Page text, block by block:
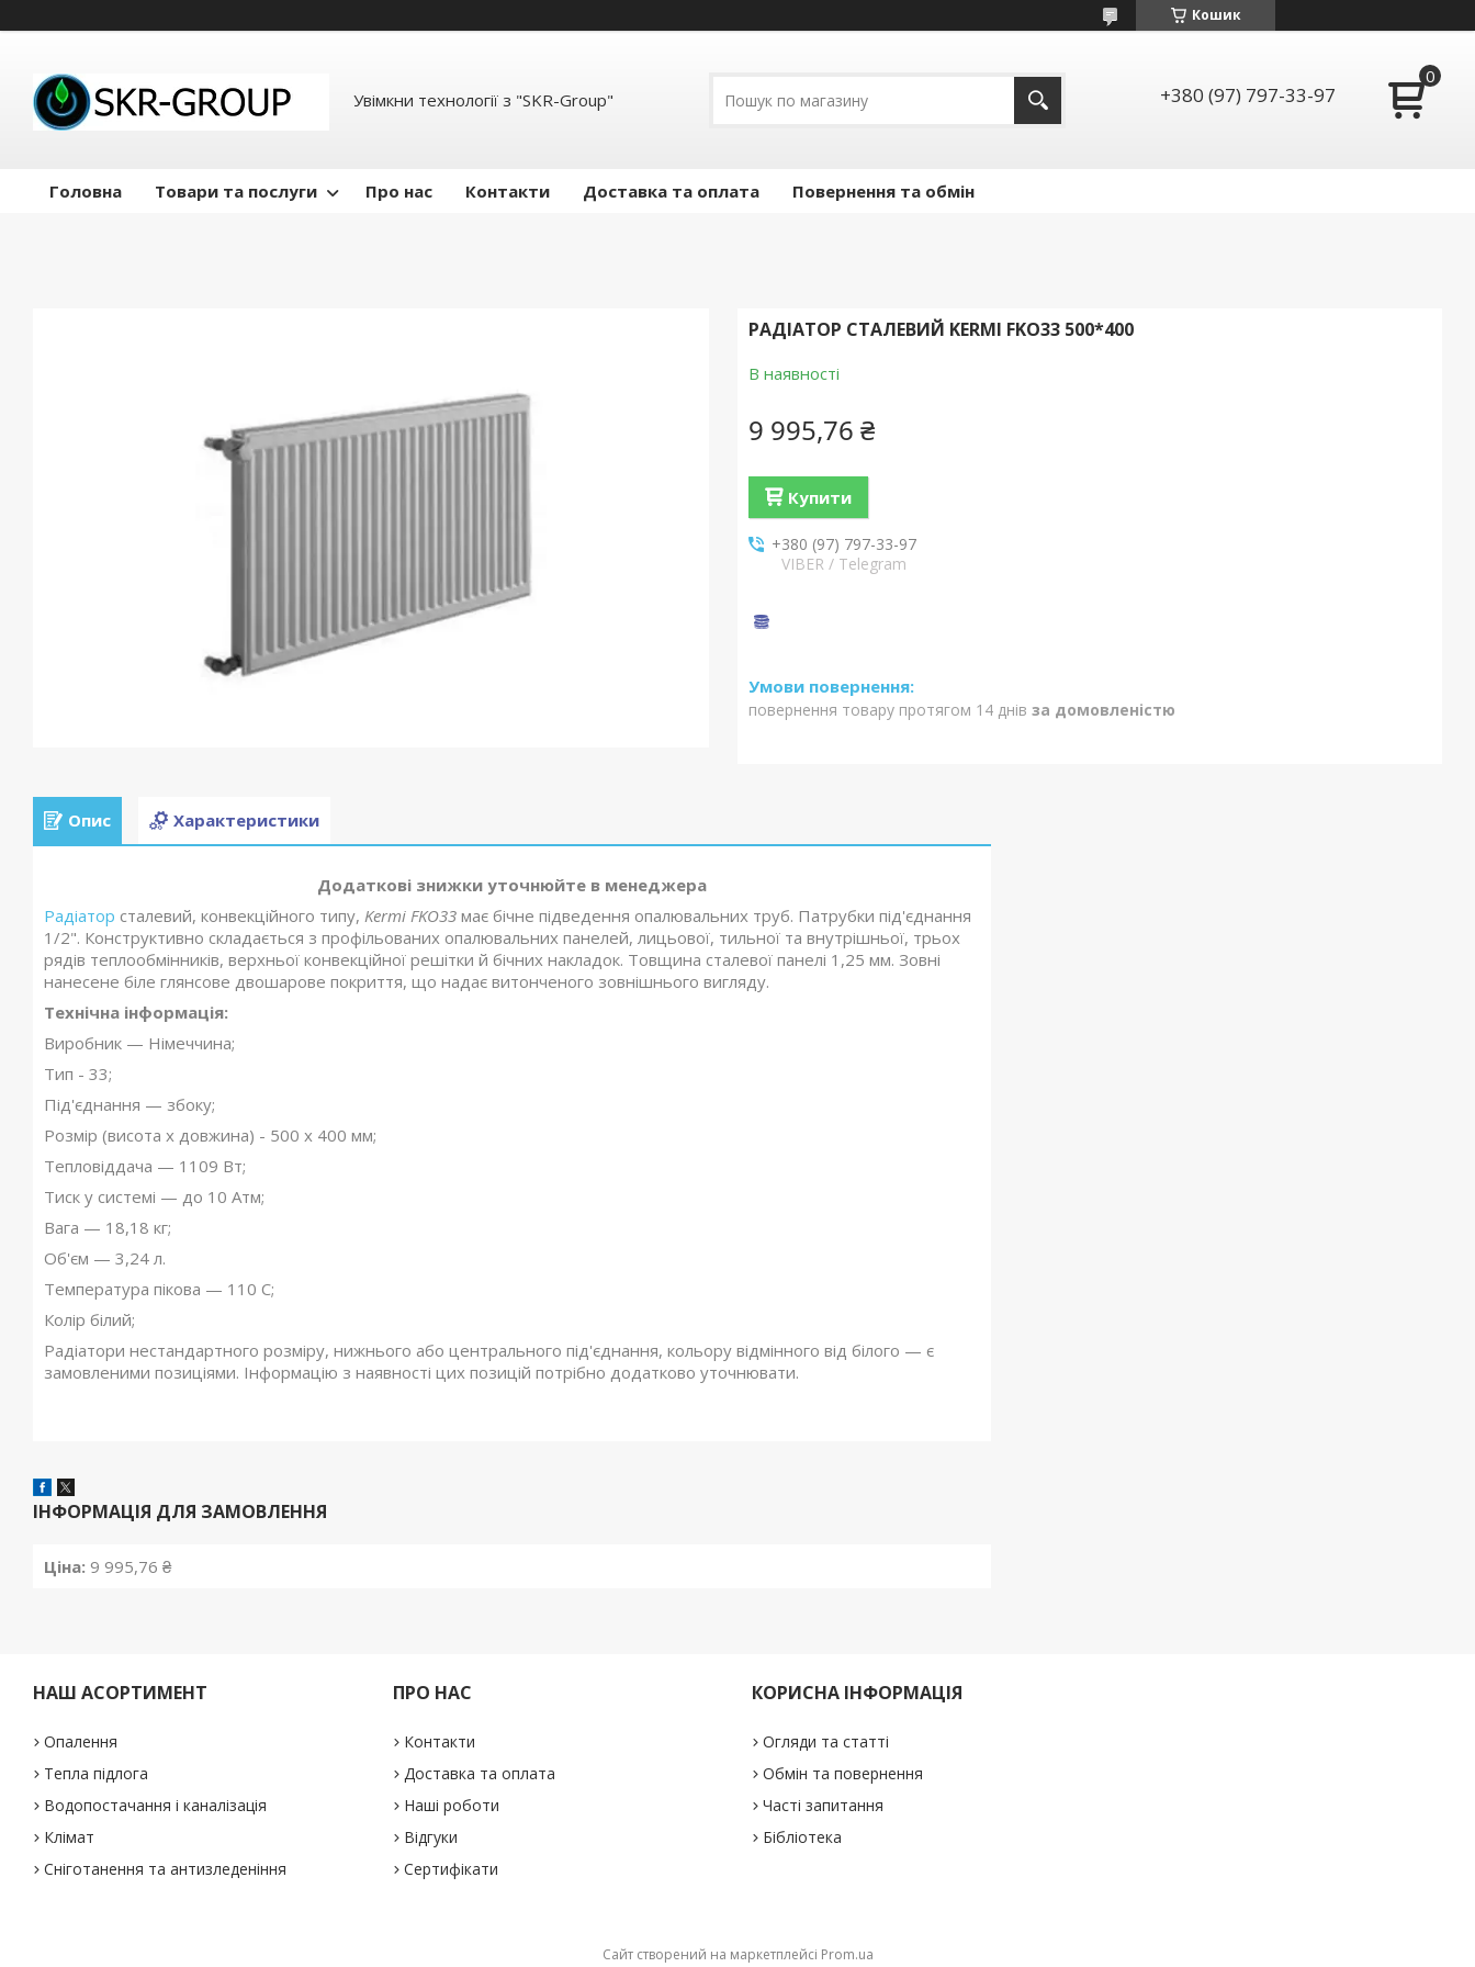
Кошик
Увімкни технології з "SKR-Group" +380 (97) 797-33-97
Головна Товари та послуги Про нас Контакти Доставка та оплата Повернення та обмін
РАДІАТОР СТАЛЕВИЙ KERMI FKO33 500*400
В наявності
9 995,76 ₴
Купити
+380 (97) 797-33-97
VIBER / Telegram
повернення товару протягом 14 днів за домовленістю
Опис Характеристики
Додаткові знижки уточнюйте в менеджера
Радіатор сталевий, конвекційного типу, Kermi FKO33 має бічне підведення опалювальних труб. Патрубки під'єднання
1/2". Конструктивно складається з профільованих опалювальних панелей, лицьової, тильної та внутрішньої, трьох
рядів теплообмінників, верхньої конвекційної решітки й бічних накладок. Товщина сталевої панелі 1,25 мм. Зовні
нанесене біле глянсове двошарове покриття, що надає витонченого зовнішнього вигляду.
Технічна інформація:
Виробник — Німеччина;
Тип - 33;
Під'єднання — збоку;
Розмір (висота х довжина) - 500 х 400 мм;
Тепловіддача — 1109 Вт;
Тиск у системі — до 10 Атм;
Вага — 18,18 кг;
Об'єм — 3,24 л.
Температура пікова — 110 С;
Колір білий;
Радіатори нестандартного розміру, нижнього або центрального під'єднання, кольору відмінного від білого — є
замовленими позиціями. Інформацію з наявності цих позицій потрібно додатково уточнювати.
ІНФОРМАЦІЯ ДЛЯ ЗАМОВЛЕННЯ
Ціна: 9 995,76 ₴
НАШ АСОРТИМЕНТ
Опалення
Тепла підлога
Водопостачання і каналізація
Клімат
Сніготанення та антизледеніння
ПРО НАС
Контакти
Доставка та оплата
Наші роботи
Відгуки
Сертифікати
КОРИСНА ІНФОРМАЦІЯ
Огляди та статті
Обмін та повернення
Часті запитання
Бібліотека
Сайт створений на маркетплейсі Prom.ua